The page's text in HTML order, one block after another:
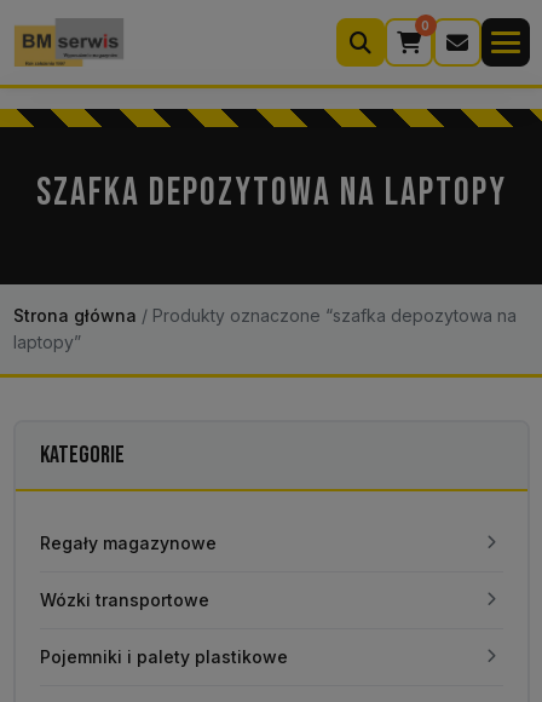
0
Wyszukiwarka
produktów
Kontakt 22 633 33 11
SZAFKA DEPOZYTOWA NA LAPTOPY
Strona główna /Produkty oznaczone “szafka depozytowa na
laptopy”
KATEGORIE
Regały magazynowe
Wózki transportowe
Pojemniki i palety plastikowe